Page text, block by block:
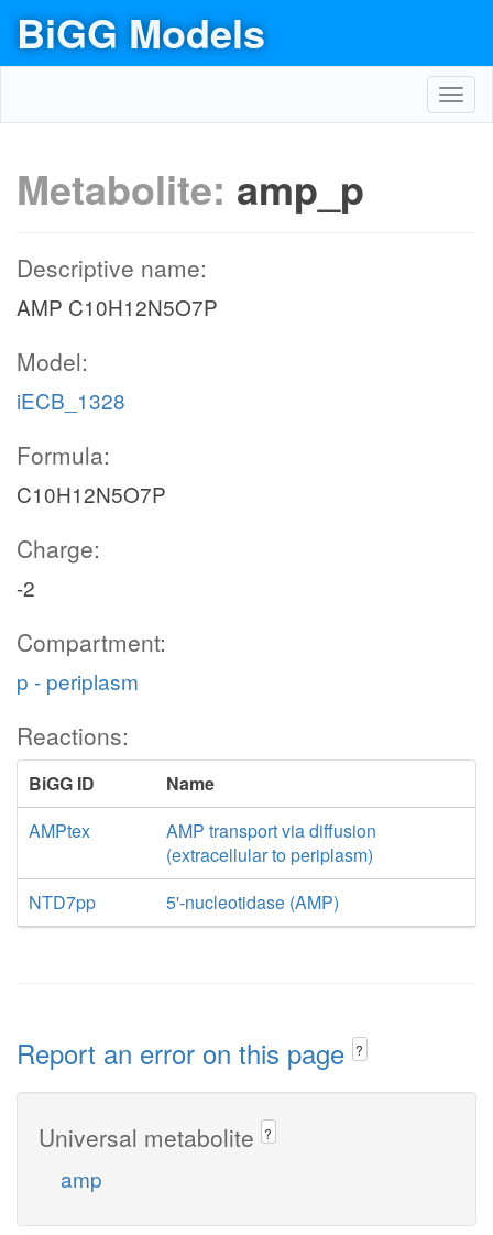
BiGG Models
Metabolite: amp_p
Descriptive name:
AMP C10H12N5O7P
Model:
iECB_1328
Formula:
C10H12N5O7P
Charge:
-2
Compartment:
p - periplasm
Reactions:
BiGG ID
Name
AMPtex
AMP transport via diffusion
(extracellular to periplasm)
NTD7pp
5'-nucleotidase (AMP)
Report an error on this page ?
Universal metabolite ?
amp